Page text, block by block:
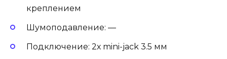
креплением
Шумоподавление: —
Подключение: 2х mini-jack 3.5 мм